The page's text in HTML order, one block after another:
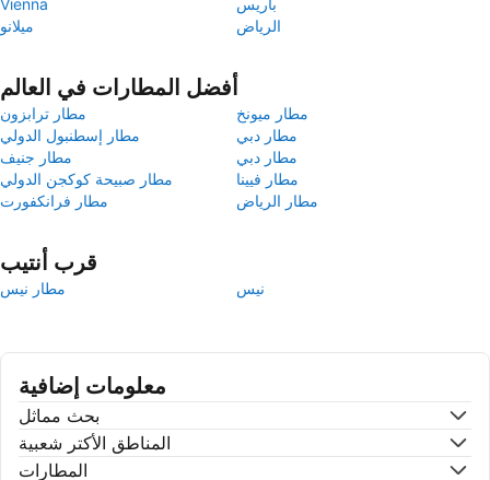
Vienna
باريس
ميلانو
الرياض
أفضل المطارات في العالم
مطار ترابزون
مطار ميونخ
مطار إسطنبول الدولي
مطار دبي
مطار جنيف
مطار دبي
مطار صبيحة كوكجن الدولي
مطار فيينا
مطار فرانكفورت
مطار الرياض
قرب أنتيب
مطار نيس نيس
معلومات إضافية
بحث مماثل
المناطق الأكتر شعبية
المطارات